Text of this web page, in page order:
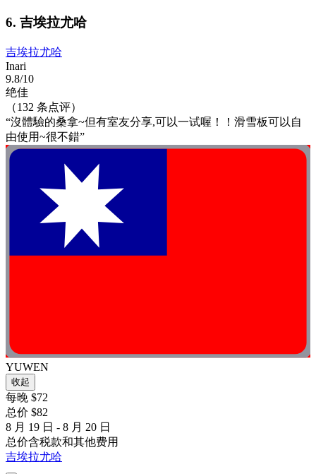
6. 吉埃拉尤哈
吉埃拉尤哈
Inari
9.8/10
绝佳
（132 条点评）
“沒體驗的桑拿~但有室友分享,可以一试喔！！滑雪板可以自
由使用~很不錯”
YUWEN
收起
每晚 $72
总价 $82
8 月 19 日 - 8 月 20 日
总价含税款和其他费用
吉埃拉尤哈